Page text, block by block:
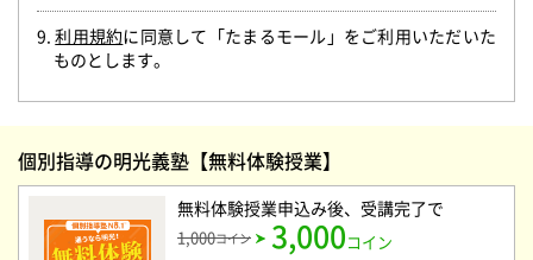
9.利用規約に同意して「たまるモール」をご利用いただいた
ものとします。
個別指導の明光義塾【無料体験授業】
無料体験授業申込み後、受講完了で
1,000コイン 3,000コイン